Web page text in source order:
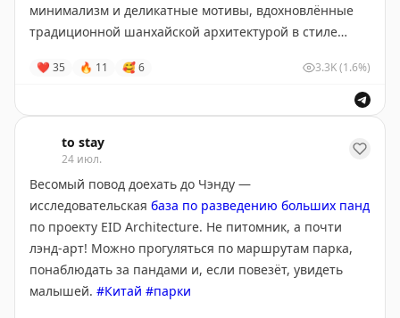
минимализм и деликатные мотивы, вдохновлённые
традиционной шанхайской архитектурой в стиле
Забронировать
❤ 35 🔥 11 🥰6 3.3K(1.6%)
to stay
24 июл.
Весомый повод доехать до Чэнду —
исследовательская база по разведению больших панд
по проекту EID Architecture. Не питомник, а почти
лэнд-арт! Можно прогуляться по маршрутам парка,
понаблюдать за пандами и, если повезёт, увидеть
малышей. #Китай #парки